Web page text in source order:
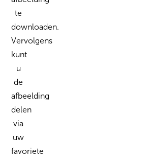
te
downloaden.
Vervolgens
kunt
u
de
afbeelding
delen
via
uw
favoriete